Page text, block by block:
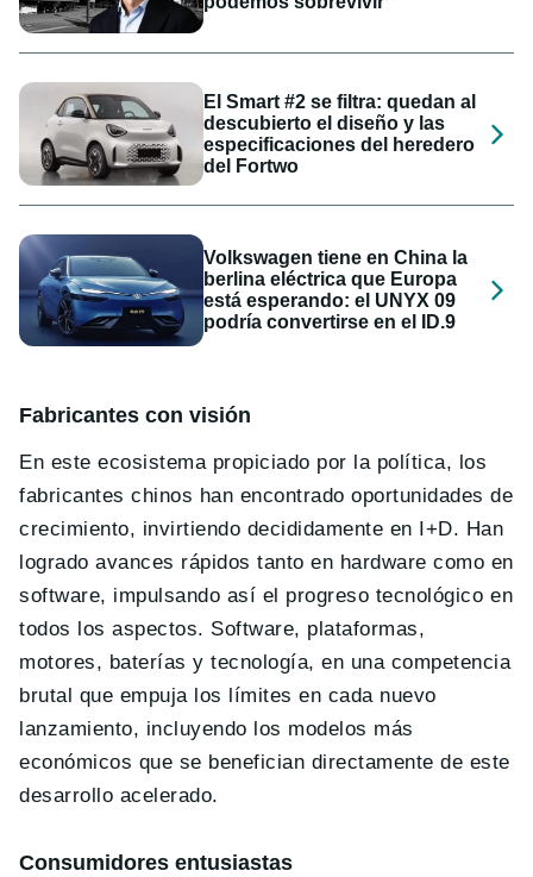
El Smart #2 se filtra: quedan al
descubierto el diseño y las
especificaciones del heredero
del Fortwo
Volkswagen tiene en China la
berlina eléctrica que Europa
está esperando: el UNYX 09
podría convertirse en el ID.9
Fabricantes con visión
En este ecosistema propiciado por la política, los
fabricantes chinos han encontrado oportunidades de
crecimiento, invirtiendo decididamente en I+D. Han
logrado avances rápidos tanto en hardware como en
software, impulsando así el progreso tecnológico en
todos los aspectos. Software, plataformas,
motores, baterías y tecnología, en una competencia
brutal que empuja los límites en cada nuevo
lanzamiento, incluyendo los modelos más
económicos que se benefician directamente de este
desarrollo acelerado.
Consumidores entusiastas